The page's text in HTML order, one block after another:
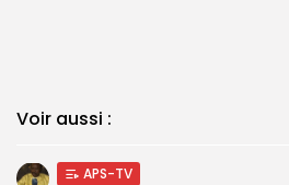
Voir aussi :
APS-TV